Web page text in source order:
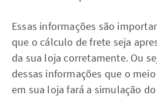
Essas informações são
que o cálculo de frete seja
da sua loja corretamente. Ou
dessas informações que o
em sua loja fará a simulação